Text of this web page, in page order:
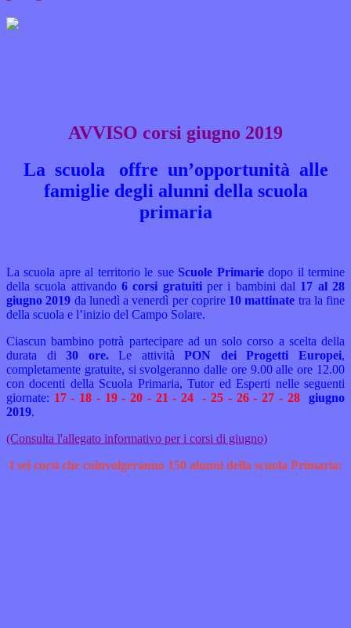
AVVISO corsi giugno 2019
La scuola offre un’opportunità alle
famiglie degli alunni della scuola
primaria
La scuola apre al territorio le sue Scuole Primariedopo il termine
della scuola attivando 6 corsi gratuiti per i bambini dal 17 al 28
giugno 2019 da lunedì a venerdì per coprire 10 mattinate tra la fine
della scuola e l’inizio del Campo Solare.
Ciascun bambino potrà partecipare ad un solo corso a scelta della
durata di30 ore.Le attivitàPON dei Progetti Europei,
completamente gratuite, si svolgeranno dalle ore 9.00 alle ore 12.00
con docenti della Scuola Primaria, Tutor ed Esperti nelle seguenti
giornate: 17 - 18 - 19 - 20 - 21 - 24 - 25 - 26 - 27 - 28giugno
2019.
(Consulta l'allegato informativo per i corsi di giugno)
I sei corsi che coinvolgeranno 150 alunni della scuola Primaria: